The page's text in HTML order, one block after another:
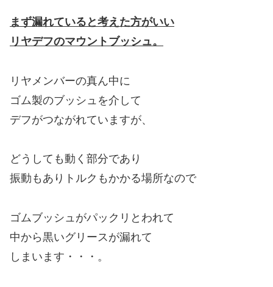
まず漏れていると考えた方がいい
リヤデフのマウントブッシュ。
リヤメンバーの真ん中に
ゴム製のブッシュを介して
デフがつながれていますが、
どうしても動く部分であり
振動もありトルクもかかる場所なので
ゴムブッシュがパックリとわれて
中から黒いグリースが漏れて
しまいます・・・。